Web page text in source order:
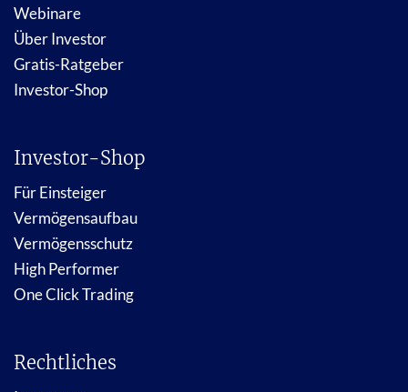
Webinare
Über Investor
Gratis-Ratgeber
Investor-Shop
Investor-Shop
Für Einsteiger
Vermögensaufbau
Vermögensschutz
High Performer
One Click Trading
Rechtliches